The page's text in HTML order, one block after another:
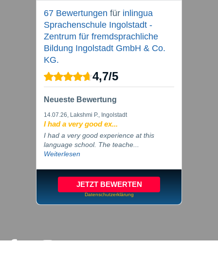
67 Bewertungen für inlingua
Sprachenschule Ingolstadt -
Zentrum für fremdsprachliche
Bildung Ingolstadt GmbH & Co.
KG.
4,7/5
Neueste Bewertung
14.07.26, Lakshmi P., Ingolstadt
I had a very good ex...
I had a very good experience at this
language school. The teache...
Weiterlesen
JETZT BEWERTEN
Datenschutzerklärung